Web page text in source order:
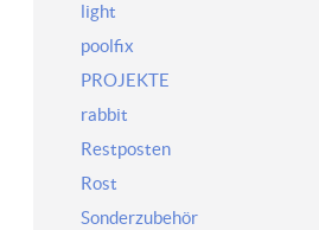
light
poolfix
PROJEKTE
rabbit
Restposten
Rost
Sonderzubehör